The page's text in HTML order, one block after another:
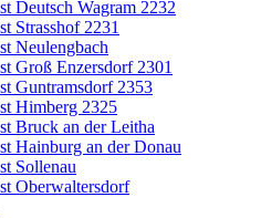
Deutsch Wagram 2232
Strasshof 2231
Neulengbach
Groß Enzersdorf 2301
Guntramsdorf 2353
Himberg 2325
Bruck an der Leitha
Hainburg an der Donau
Sollenau
Oberwaltersdorf